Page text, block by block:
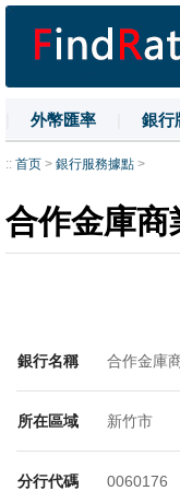
外幣匯率 銀行
| 名詞解釋 | 換匯
:: 首页 > 銀行服務據點 >
合作金庫商
銀行名稱 合作金庫
所在區域 新竹市
分行代碼 0060176